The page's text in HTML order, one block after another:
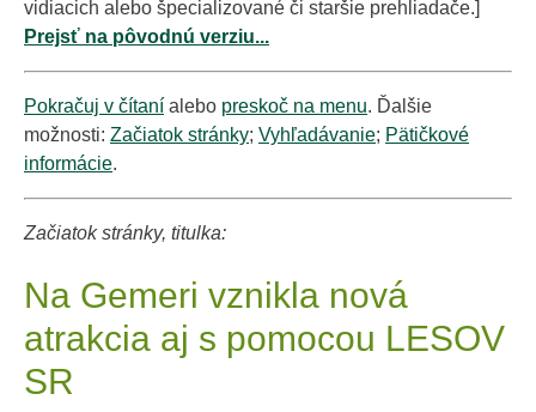
vidiacich alebo špecializované či staršie prehliadače.]
Prejsť na pôvodnú verziu...
Pokračuj v čítaní alebo preskoč na menu. Ďalšie
možnosti: Začiatok stránky; Vyhľadávanie; Pätičkové
informácie.
Začiatok stránky, titulka:
Na Gemeri vznikla nová
atrakcia aj s pomocou LESOV
SR